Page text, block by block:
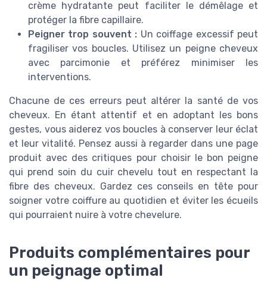
crème hydratante peut faciliter le démêlage et
protéger la fibre capillaire.
Peigner trop souvent : Un coiffage excessif peut
fragiliser vos boucles. Utilisez un peigne cheveux
avec parcimonie et préférez minimiser les
interventions.
Chacune de ces erreurs peut altérer la santé de vos
cheveux. En étant attentif et en adoptant les bons
gestes, vous aiderez vos boucles à conserver leur éclat
et leur vitalité. Pensez aussi à regarder dans une page
produit avec des critiques pour choisir le bon peigne
qui prend soin du cuir chevelu tout en respectant la
fibre des cheveux. Gardez ces conseils en tête pour
soigner votre coiffure au quotidien et éviter les écueils
qui pourraient nuire à votre chevelure.
Produits complémentaires pour
un peignage optimal